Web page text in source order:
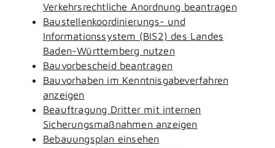
Verkehrsrechtliche Anordnung beantragen
Baustellenkoordinierungs- und
Informationssystem (BIS2) des Landes
Baden-Württemberg nutzen
Bauvorbescheid beantragen
Bauvorhaben im Kenntnisgabeverfahren
anzeigen
Beauftragung Dritter mit internen
Sicherungsmaßnahmen anzeigen
Bebauungsplan einsehen